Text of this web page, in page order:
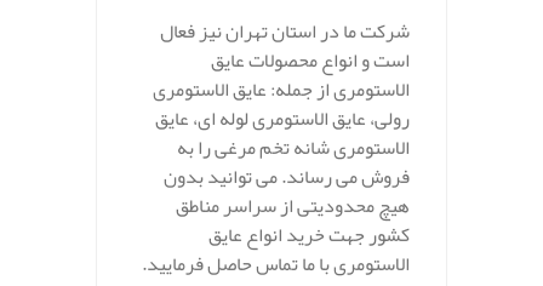
شرکت ما در استان تهران نیز فعال
است و انواع محصولات عایق
الاستومری از جمله: عایق الاستومری
رولی، عایق الاستومری لوله ای، عایق
الاستومری شانه تخم مرغی را به
فروش می رساند. می توانید بدون
هیچ محدودیتی از سراسر مناطق
کشور جهت خرید انواع عایق
الاستومری با ما تماس حاصل فرمایید.